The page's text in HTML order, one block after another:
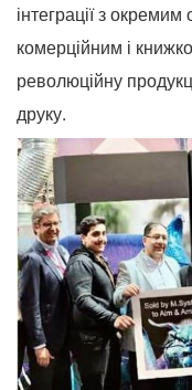
інтеграції з
комерційним і
революційну
друку.